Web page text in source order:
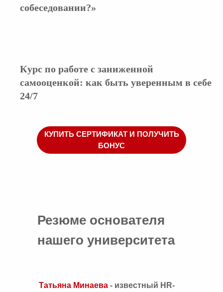
собеседовании?»
Курс по работе с заниженной
самооценкой: как быть уверенным в себе
24/7
КУПИТЬ СЕРТИФИКАТ И ПОЛУЧИТЬ
БОНУС
Резюме основателя
нашего университета
Татьяна Минаева - известный HR-